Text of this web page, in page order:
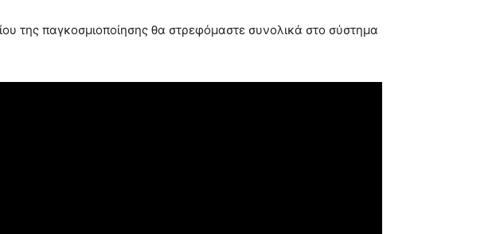
της παγκοσμιοποίησης θα στρεφόμαστε συνολικά στο σύστημα